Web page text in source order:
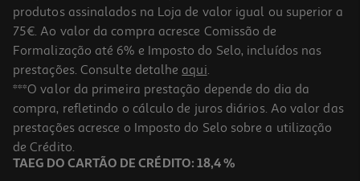
Vinho Rosé Porca De Murça Douro 0.75l
6.65 €/Lt
4,99 €
produtos assinalados na Loja de valor igual ou superior a
75€. Ao valor da compra acresce Comissão de
Formalização até 6% e Imposto do Selo, incluídos nas
prestações. Consulte detalhe aqui.
***O valor da primeira prestação depende do dia da
compra, refletindo o cálculo de juros diários. Ao valor das
prestações acresce o Imposto do Selo sobre a utilização
de Crédito.
TAEG DO CARTÃO DE CRÉDITO: 18,4 %